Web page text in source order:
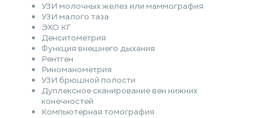
УЗИ молочных желез или маммография
УЗИ малого таза
ЭХО КГ
Денситометрия
Функция внешнего дыхания
Рентген
Риноманометрия
УЗИ брюшной полости
Дуплексное сканирование вен нижних
конечностей
Компьютерная томография